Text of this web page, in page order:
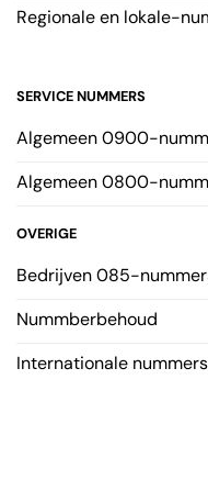
Regionale en lokale-
SERVICE NUMMERS
Algemeen 0900-
Algemeen 0800-
OVERIGE
Bedrijven 085-
Nummberbehoud
Internationale nummers